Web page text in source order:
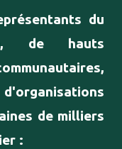
du
de hauts
de milliers
: